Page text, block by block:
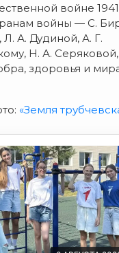
войне
войны — С.
А. Дудиной, А. Г.
Н. А.
здоровья и
«Земля